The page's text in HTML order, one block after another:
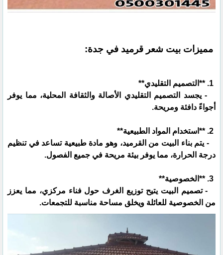
مميزات بيت شعر قرميد في جدة:
- يجسد التصميم التقليدي الأصالة والثقافة المحلية، مما يوفر
أجواءً دافئة ومريحة.
- يتم بناء البيت من القرميد، وهو مادة طبيعية تساعد في تنظيم
درجة الحرارة، مما يوفر بيئة مريحة في جميع الفصول.
- تصميم البيت يتيح توزيع الغرف حول فناء مركزي، مما يعزز
من الخصوصية للعائلة ويخلق مساحة مناسبة للتجمعات.